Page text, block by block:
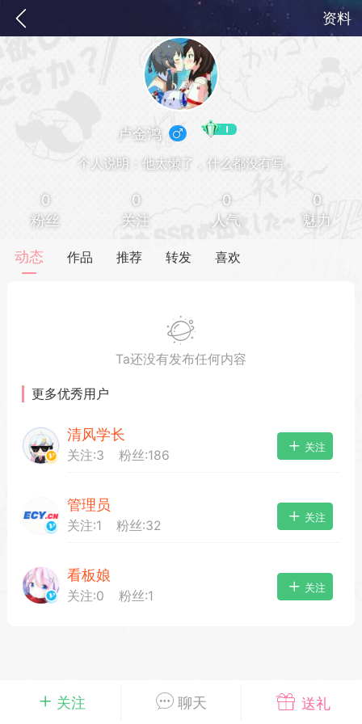
资料
短位靓号彰显与众不同
萌新报道
手绘画师 游戏中心
员
04-03 16:49
电脑端 公开内容
起开发属于大家的“二次元宇宙”
~为爱发电~持续更新~
关注 聊天 送礼
卢金鸿
个人说明：他太懒了，什么都没有写
0
粉丝
0
关注
0
人气
0
魅力
动态 作品 推荐 转发 喜欢
Ta还没有发布任何内容
更多优秀用户
清风学长
关注:3 粉丝:186
关注
管理员
关注:1 粉丝:32
关注
看板娘
关注:0 粉丝:1
关注